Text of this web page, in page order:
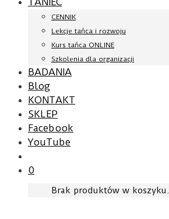
CENNIK
Lekcje tańca i rozwoju
Kurs tańca ONLINE
Szkolenia dla organizacji
BADANIA
Blog
KONTAKT
SKLEP
Facebook
YouTube
0
Brak produktów w koszyku.